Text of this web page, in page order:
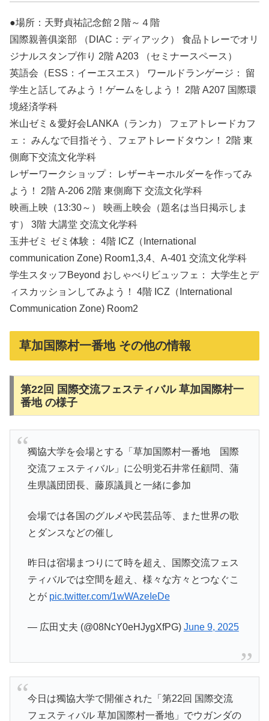
●場所：天野貞祐記念館２階～４階
国際親善俱楽部 （DIAC：ディアック） 食品トレーでオリ
ジナルスタンプ作り 2階 A203 （セミナースペース）
英語会（ESS：イーエスエス） ワールドランゲージ： 留
学生と話してみよう！ゲームをしよう！ 2階 A207 国際環
境経済学科
米山ゼミ＆愛好会LANKA（ランカ） フェアトレードカフ
ェ： みんなで目指そう、フェアトレードタウン！ 2階 東
側廊下交流文化学科
レザーワークショップ： レザーキーホルダーを作ってみ
よう！ 2階 A-206 2階 東側廊下 交流文化学科
映画上映（13:30～） 映画上映会（題名は当日掲示しま
す） 3階 大講堂 交流文化学科
玉井ゼミ ゼミ体験： 4階 ICZ（International
communication Zone) Room1,3,4、A-401 交流文化学科
学生スタッフBeyond おしゃべりビュッフェ： 大学生とデ
ィスカッションしてみよう！ 4階 ICZ（International
Communication Zone) Room2
草加国際村一番地 その他の情報
第22回 国際交流フェスティバル 草加国際村一
番地 の様子
獨協大学を会場とする「草加国際村一番地 国際
交流フェスティバル」に公明党石井常任顧問、蒲
生県議団団長、藤原議員と一緒に参加
会場では各国のグルメや民芸品等、また世界の歌
とダンスなどの催し
昨日は宿場まつりにて時を超え、国際交流フェス
ティバルでは空間を超え、様々な方々とつなぐこ
とが pic.twitter.com/1wWAzeIeDe
— 広田丈夫 (@08NcY0eHJygXfPG) June 9, 2025
今日は獨協大学で開催された「第22回 国際交流
フェスティバル 草加国際村一番地」でウガンダの